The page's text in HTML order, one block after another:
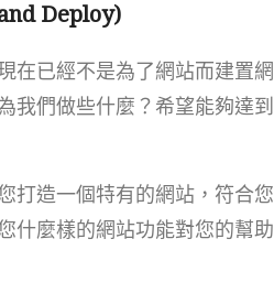
Deploy)
在已經不是為了網站而建置網
我們做些什麼？希望能夠達到
打造一個特有的網站，符合您
什麼樣的網站功能對您的幫助